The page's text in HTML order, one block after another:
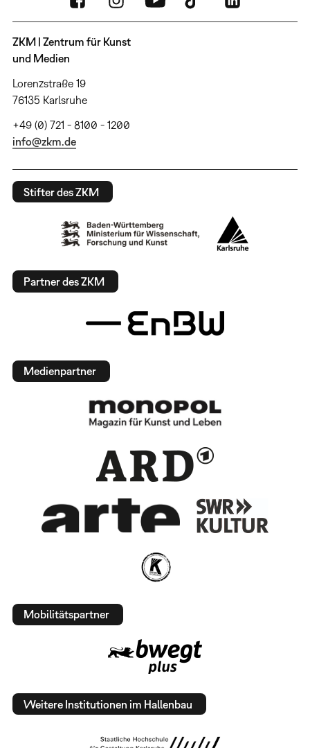
ZKM | Zentrum für Kunst
und Medien
Lorenzstraße 19
76135 Karlsruhe
+49 (0) 721 - 8100 - 1200
info@zkm.de
Stifter des ZKM
Partner des ZKM
Medienpartner
Mobilitätspartner
Weitere Institutionen im Hallenbau